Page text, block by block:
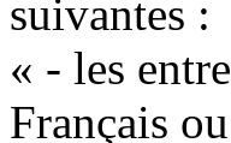
suivantes :
« - les
Français